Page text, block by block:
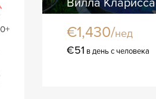
€1,430/нед
€51 в день с человека